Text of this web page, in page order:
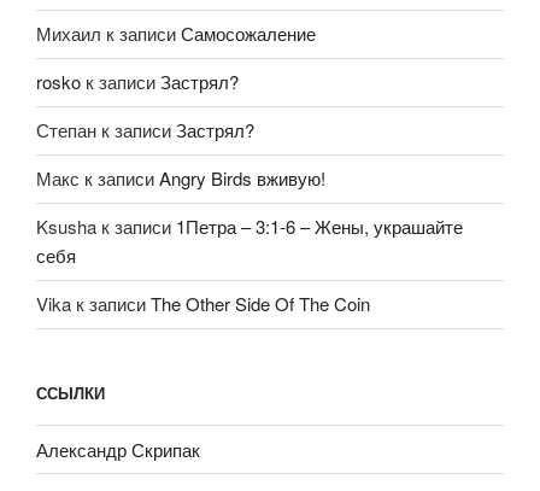
Михаил к записиСамосожаление
rosko к записиЗастрял?
Степан к записиЗастрял?
Макс к записиAngry Birds вживую!
Ksusha к записи 1Петра – 3:1-6 – Жены, украшайте
себя
Vika к записиThe Other Side Of The Coin
ССЫЛКИ
Александр Скрипак